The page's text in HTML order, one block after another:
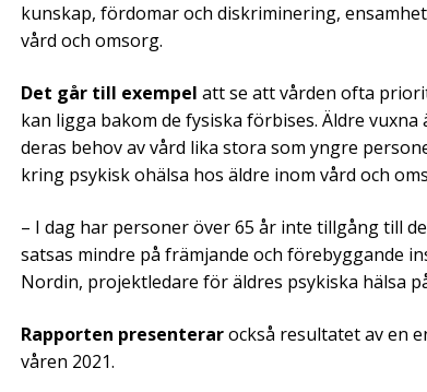
kunskap, fördomar och diskriminering,
vård och omsorg.
Det går till exempel att se att vården ofta
kan ligga bakom de fysiska förbises. Äldre
deras behov av vård lika stora som yngre
kring psykisk ohälsa hos äldre inom vård och
– I dag har personer över 65 år inte tillgång till
satsas mindre på främjande och förebyggande
Nordin, projektledare för äldres psykiska hälsa
Rapporten presenterarockså resultatet av en
våren 2021.